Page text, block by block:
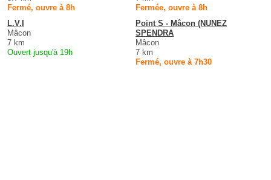
Fermé, ouvre à 8h
Fermée, ouvre à 8h
L.V.I
Mâcon
7 km
Ouvert jusqu'à 19h
Point S - Mâcon (NUNEZ
SPENDRA
Mâcon
7 km
Fermé, ouvre à 7h30